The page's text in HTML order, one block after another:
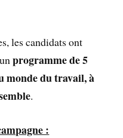
les candidats ont
programme de 5
monde du travail, à
.
: